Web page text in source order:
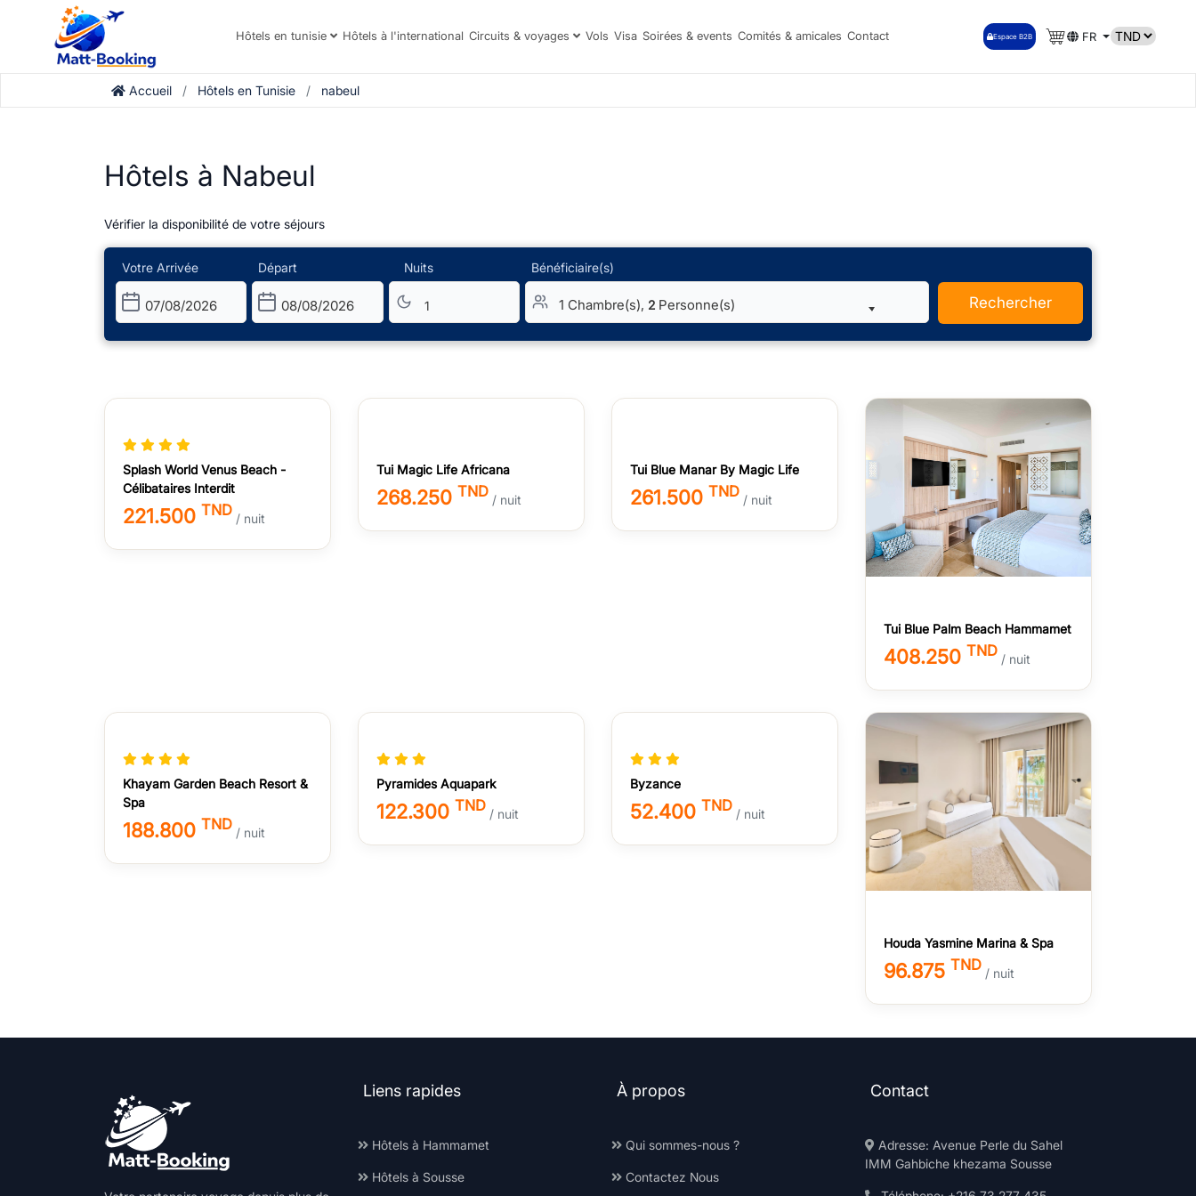
Hôtels en tunisie Hôtels à l'international Circuits & voyages Vols Visa Soirées & events Comités & amicales Contact Espace B2B FR
Accueil Hôtels en Tunisie nabeul
Hôtels à Nabeul
Vérifier la disponibilité de votre séjours
Votre Arrivée
07/08/2026
Départ
08/08/2026
Nuits
1
Bénéficiaire(s)
1 Chambre(s), 2 Personne(s) Rechercher
Splash World Venus Beach -
Célibataires Interdit
221.500 TND / nuit
Tui Magic Life Africana
268.250 TND / nuit
Tui Blue Manar By Magic Life
261.500 TND / nuit
Tui Blue Palm Beach Hammamet
408.250 TND / nuit
Khayam Garden Beach Resort &
Spa
188.800 TND / nuit
Pyramides Aquapark
122.300 TND / nuit
Byzance
52.400 TND / nuit
Houda Yasmine Marina & Spa
96.875 TND / nuit
Liens rapides
Hôtels à Hammamet
Hôtels à Sousse
À propos
Qui sommes-nous ?
Contactez Nous
Contact
Adresse: Avenue Perle du Sahel
IMM Gahbiche khezama Sousse